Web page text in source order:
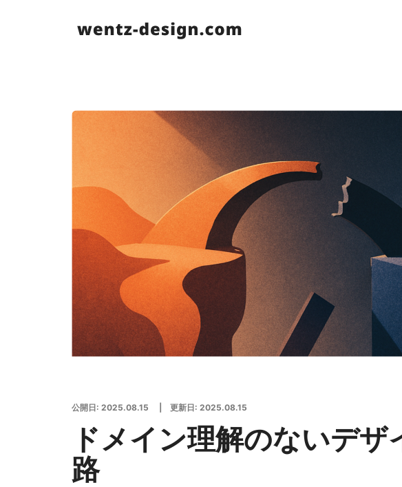
公開日: 2025.08.15 | 更新日: 2025.08.15
ドメイン理解のないデザ
路